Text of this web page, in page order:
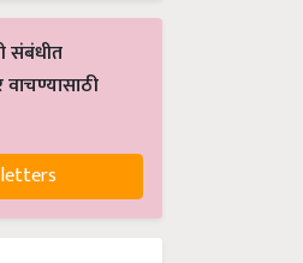
संबंधीत